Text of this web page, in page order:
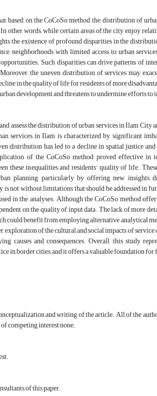
based on the CoCoSo method, the distribution of
words, while certain areas of the city enjoy
the existence of profound disparities in the
neighborhoods with limited access to urban
Such disparities can drive patterns of
the uneven distribution of services may
in the quality of life for residents of more
development and threatens to undermine efforts
assess the distribution of urban services in Ilam
services in Ilam is characterized by significant
distribution has led to a decline in spatial justice
of the CoCoSo method proved effective in
these inequalities and residents' quality of life.
planning, particularly by offering new
is not without limitations that should be addressed in
in the analyses. Although the CoCoSo method
on the quality of input data. The lack of more
could benefit from employing alternative analytical
exploration of the cultural and social impacts of
causes and consequences. Overall, this study
in border cities, and it offers a valuable foundation
and writing of the article. All of the
competing interest none.
of this paper.